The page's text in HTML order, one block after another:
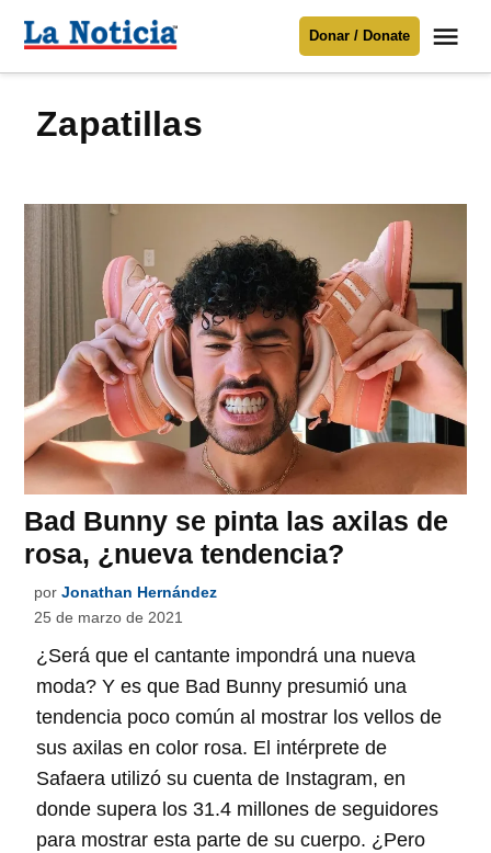
Para mantenerte informado necesitamos
contenido
Noticia
Donar / Donate
zapatillas
Bad Bunny se pinta las axilas de
rosa, ¿nueva tendencia?
por Jonathan Hernández
25 de marzo de 2021
¿Será que el cantante impondrá una nueva
moda? Y es que Bad Bunny presumió una
tendencia poco común al mostrar los vellos de
sus axilas en color rosa. El intérprete de
Safaera utilizó su cuenta de Instagram, en
donde supera los 31.4 millones de seguidores
para mostrar esta parte de su cuerpo. ¿Pero